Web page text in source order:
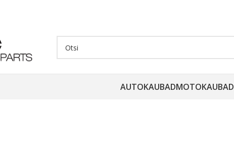
AUTOKAUBADMOTOKAUBAD